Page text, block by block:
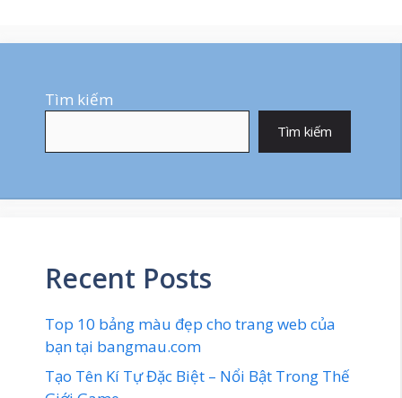
Tìm kiếm
Tìm kiếm
Recent Posts
Top 10 bảng màu đẹp cho trang web của
bạn tại bangmau.com
Tạo Tên Kí Tự Đặc Biệt – Nổi Bật Trong Thế